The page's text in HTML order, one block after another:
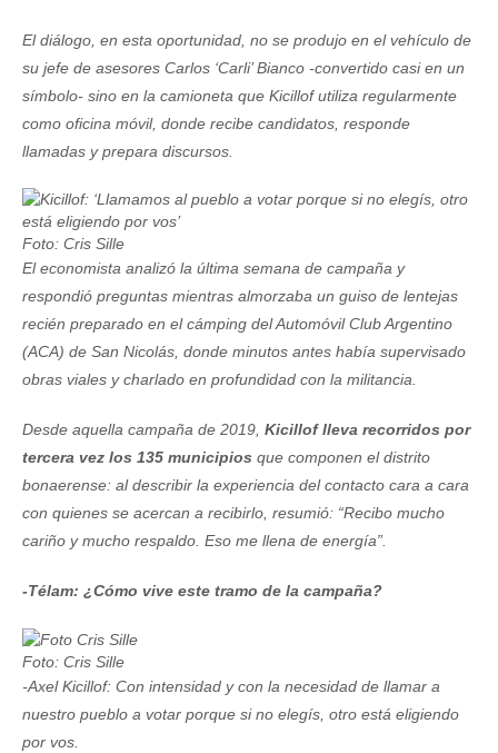
El diálogo, en esta oportunidad, no se produjo en el vehículo de
su jefe de asesores Carlos ‘Carli’ Bianco -convertido casi en un
símbolo- sino en la camioneta que Kicillof utiliza regularmente
como oficina móvil, donde recibe candidatos, responde
llamadas y prepara discursos.
Foto: Cris Sille
El economista analizó la última semana de campaña y
respondió preguntas mientras almorzaba un guiso de lentejas
recién preparado en el cámping del Automóvil Club Argentino
(ACA) de San Nicolás, donde minutos antes había supervisado
obras viales y charlado en profundidad con la militancia.
Desde aquella campaña de 2019, Kicillof lleva recorridos por
tercera vez los 135 municipios que componen el distrito
bonaerense: al describir la experiencia del contacto cara a cara
con quienes se acercan a recibirlo, resumió: “Recibo mucho
cariño y mucho respaldo. Eso me llena de energía”.
-Télam: ¿Cómo vive este tramo de la campaña?
Foto: Cris Sille
-Axel Kicillof: Con intensidad y con la necesidad de llamar a
nuestro pueblo a votar porque si no elegís, otro está eligiendo
por vos.